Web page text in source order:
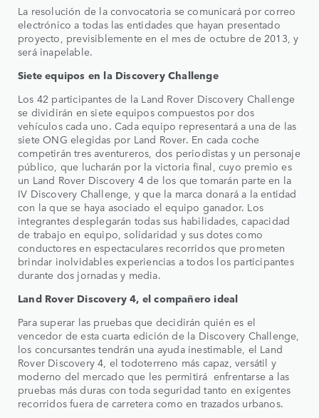
La resolución de la convocatoria se comunicará por correo
electrónico a todas las entidades que hayan presentado
proyecto, previsiblemente en el mes de octubre de 2013, y
será inapelable.
Siete equipos en la Discovery Challenge
Los 42 participantes de la Land Rover Discovery Challenge
se dividirán en siete equipos compuestos por dos
vehículos cada uno. Cada equipo representará a una de las
siete ONG elegidas por Land Rover. En cada coche
competirán tres aventureros, dos periodistas y un personaje
público, que lucharán por la victoria final, cuyo premio es
un Land Rover Discovery 4 de los que tomarán parte en la
IV Discovery Challenge, y que la marca donará a la entidad
con la que se haya asociado el equipo ganador. Los
integrantes desplegarán todas sus habilidades, capacidad
de trabajo en equipo, solidaridad y sus dotes como
conductores en espectaculares recorridos que prometen
brindar inolvidables experiencias a todos los participantes
durante dos jornadas y media.
Land Rover Discovery 4, el compañero ideal
Para superar las pruebas que decidirán quién es el
vencedor de esta cuarta edición de la Discovery Challenge,
los concursantes tendrán una ayuda inestimable, el Land
Rover Discovery 4, el todoterreno más capaz, versátil y
moderno del mercado que les permitirá enfrentarse a las
pruebas más duras con toda seguridad tanto en exigentes
recorridos fuera de carretera como en trazados urbanos.